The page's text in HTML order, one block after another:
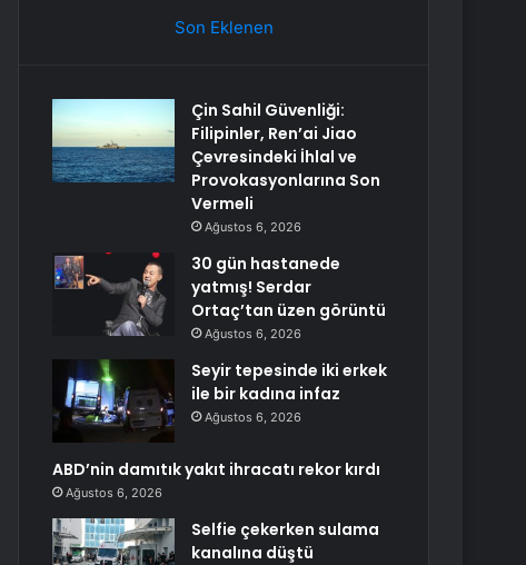
Son Eklenen
Çin Sahil Güvenliği:
Filipinler, Ren’ai Jiao
Çevresindeki İhlal ve
Provokasyonlarına Son
Vermeli
Ağustos 6, 2026
30 gün hastanede
yatmış! Serdar
Ortaç’tan üzen görüntü
Ağustos 6, 2026
Seyir tepesinde iki erkek
ile bir kadına infaz
Ağustos 6, 2026
ABD’nin damıtık yakıt ihracatı rekor kırdı
Ağustos 6, 2026
Selfie çekerken sulama
kanalına düştü